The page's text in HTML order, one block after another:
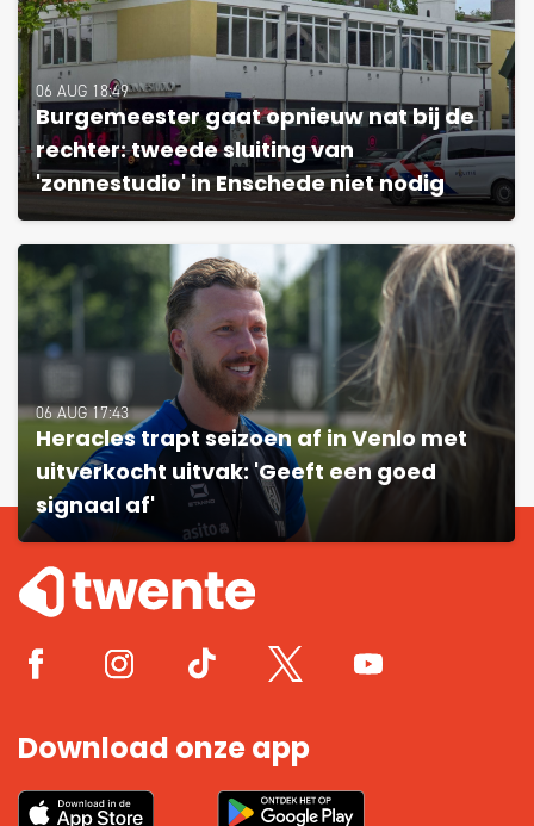
06 AUG 18:49
Burgemeester gaat opnieuw nat bij de
rechter: tweede sluiting van
'zonnestudio' in Enschede niet nodig
06 AUG 17:43
Heracles trapt seizoen af in Venlo met
uitverkocht uitvak: 'Geeft een goed
signaal af'
Download onze app